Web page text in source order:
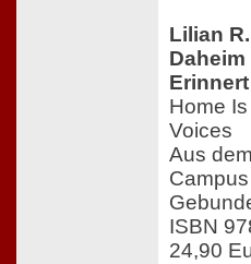
Lilian
Home
Voices
Aus
ISBN
24,90